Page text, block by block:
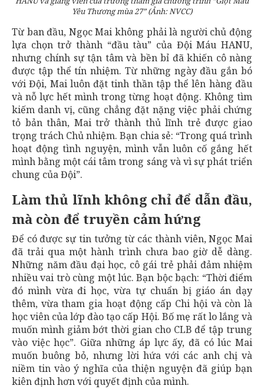
Yêu Thương mùa 27” (Ảnh: NVCC)
Từ ban đầu, Ngọc Mai không phải là người chủ động
lựa chọn trở thành “đầu tàu” của Đội Máu HANU,
nhưng chính sự tận tâm và bền bỉ đã khiến cô nàng
được tập thể tín nhiệm. Từ những ngày đầu gắn bó
với Đội, Mai luôn đặt tinh thần tập thể lên hàng đầu
và nỗ lực hết mình trong từng hoạt động. Không tìm
kiếm danh vị, cũng chẳng đặt nặng việc phải chứng
tỏ bản thân, Mai trở thành thủ lĩnh trẻ được giao
trọng trách Chủ nhiệm. Bạn chia sẻ: “Trong quá trình
hoạt động tình nguyện, mình vẫn luôn cố gắng hết
mình bằng một cái tâm trong sáng và vì sự phát triển
chung của Đội”.
Làm thủ lĩnh không chỉ để dẫn đầu,
mà còn để truyền cảm hứng
Để có được sự tin tưởng từ các thành viên, Ngọc Mai
đã trải qua một hành trình chưa bao giờ dễ dàng.
Những năm đầu đại học, cô gái trẻ phải đảm nhiệm
nhiều vai trò cùng một lúc. Bạn bộc bạch: “Thời điểm
đó mình vừa đi học, vừa tự chuẩn bị giáo án dạy
thêm, vừa tham gia hoạt động cấp Chi hội và còn là
học viên của lớp đào tạo cấp Hội. Bố mẹ rất lo lắng và
muốn mình giảm bớt thời gian cho CLB để tập trung
vào việc học”. Giữa những áp lực ấy, đã có lúc Mai
muốn buông bỏ, nhưng lời hứa với các anh chị và
niềm tin vào ý nghĩa của thiện nguyện đã giúp bạn
kiên định hơn với quyết định của mình.